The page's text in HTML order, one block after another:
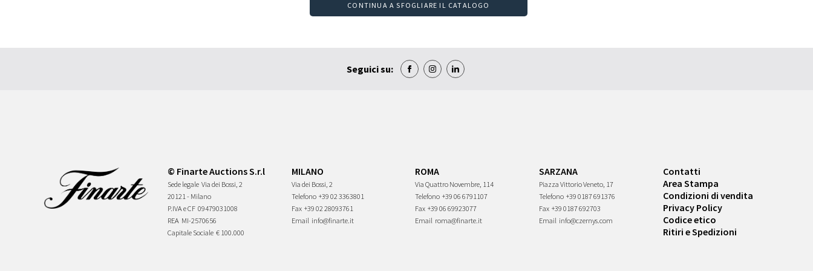
CONTINUA A SFOGLIARE IL CATALOGO
Seguici su:
© Finarte Auctions S.r.l
Sede legale Via dei Bossi, 2
20121 - Milano
P.IVA e CF 09479031008
REA MI-2570656
Capitale Sociale € 100.000
MILANO
Via dei Bossi, 2
Telefono +39 02 3363801
Fax +39 02 28093761
Email info@finarte.it
ROMA
Via Quattro Novembre, 114
Telefono +39 06 6791107
Fax +39 06 69923077
Email roma@finarte.it
SARZANA
Piazza Vittorio Veneto, 17
Telefono +39 0187 691376
Fax +39 0187 692703
Email info@czernys.com
Contatti
Area Stampa
Condizioni di vendita
Privacy Policy
Codice etico
Ritiri e Spedizioni